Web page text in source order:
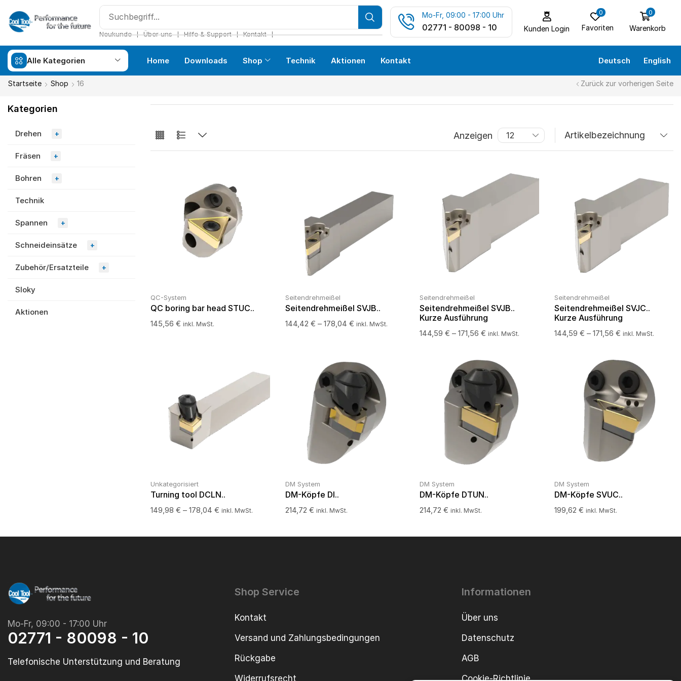
Neukunde ❘ Über uns ❘ Hilfe & Support ❘ Kontakt ❘
Mo-Fr, 09:00 - 17:00 Uhr
02771 - 80098 - 10 Kunden Login
0
Favoriten
0
Warenkorb
Alle Kategorien Home Downloads Shop Technik Aktionen Kontakt Deutsch English
Startseite Shop 16 Zurück zur vorherigen Seite
Kategorien
Drehen +
Fräsen +
Bohren +
Technik
Spannen +
Schneideinsätze +
Zubehör/Ersatzteile +
Sloky
Aktionen
Anzeigen
QC-System
QC boring bar head STUC..
145,56€ inkl. MwSt.
Seitendrehmeißel
Seitendrehmeißel SVJB..
144,42 € – 178,04 € inkl. MwSt.
Seitendrehmeißel
Seitendrehmeißel SVJB..
Kurze Ausführung
144,59€ –171,56€ inkl. MwSt.
Seitendrehmeißel
Seitendrehmeißel SVJC..
Kurze Ausführung
144,59 € – 171,56 € inkl. MwSt.
Unkategorisiert
Turning tool DCLN..
149,98€ –178,04€ inkl. MwSt.
DM System
DM-Köpfe DI..
214,72 € inkl. MwSt.
DM System
DM-Köpfe DTUN..
214,72€ inkl. MwSt.
DM System
DM-Köpfe SVUC..
199,62 € inkl. MwSt.
Mo-Fr, 09:00 - 17:00 Uhr
02771 - 80098 - 10
Telefonische Unterstützung und Beratung
Shop Service
Kontakt
Versand und Zahlungsbedingungen
Rückgabe
Widerrufsrecht
Informationen
Über uns
Datenschutz
AGB
Cookie-Richtlinie